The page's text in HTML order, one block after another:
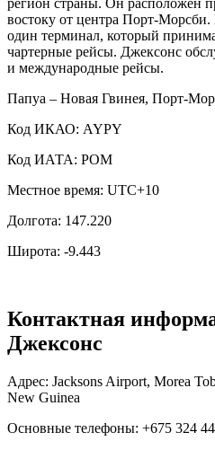
востоку от центра Порт-
один терминал, который
чартерные рейсы. Джексонс
и международные рейсы.
Папуа – Новая Гвинея, Порт-
Код ИКАО: AYPY
Код ИАТА: POM
Местное время: UTC+10
Долгота: 147.220
Широта: -9.443
Контактная
Джексонс
Адрес: Jacksons Airport, Morea
New Guinea
Основные телефоны: +675 324